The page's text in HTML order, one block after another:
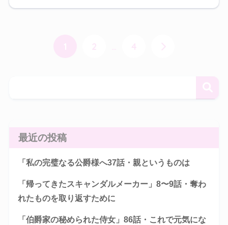
最近の投稿
「私の完璧なる公爵様へ37話・親というものは
「帰ってきたスキャンダルメーカー」8〜9話・奪わ
れたものを取り返すために
「伯爵家の秘められた侍女」86話・これで元気にな